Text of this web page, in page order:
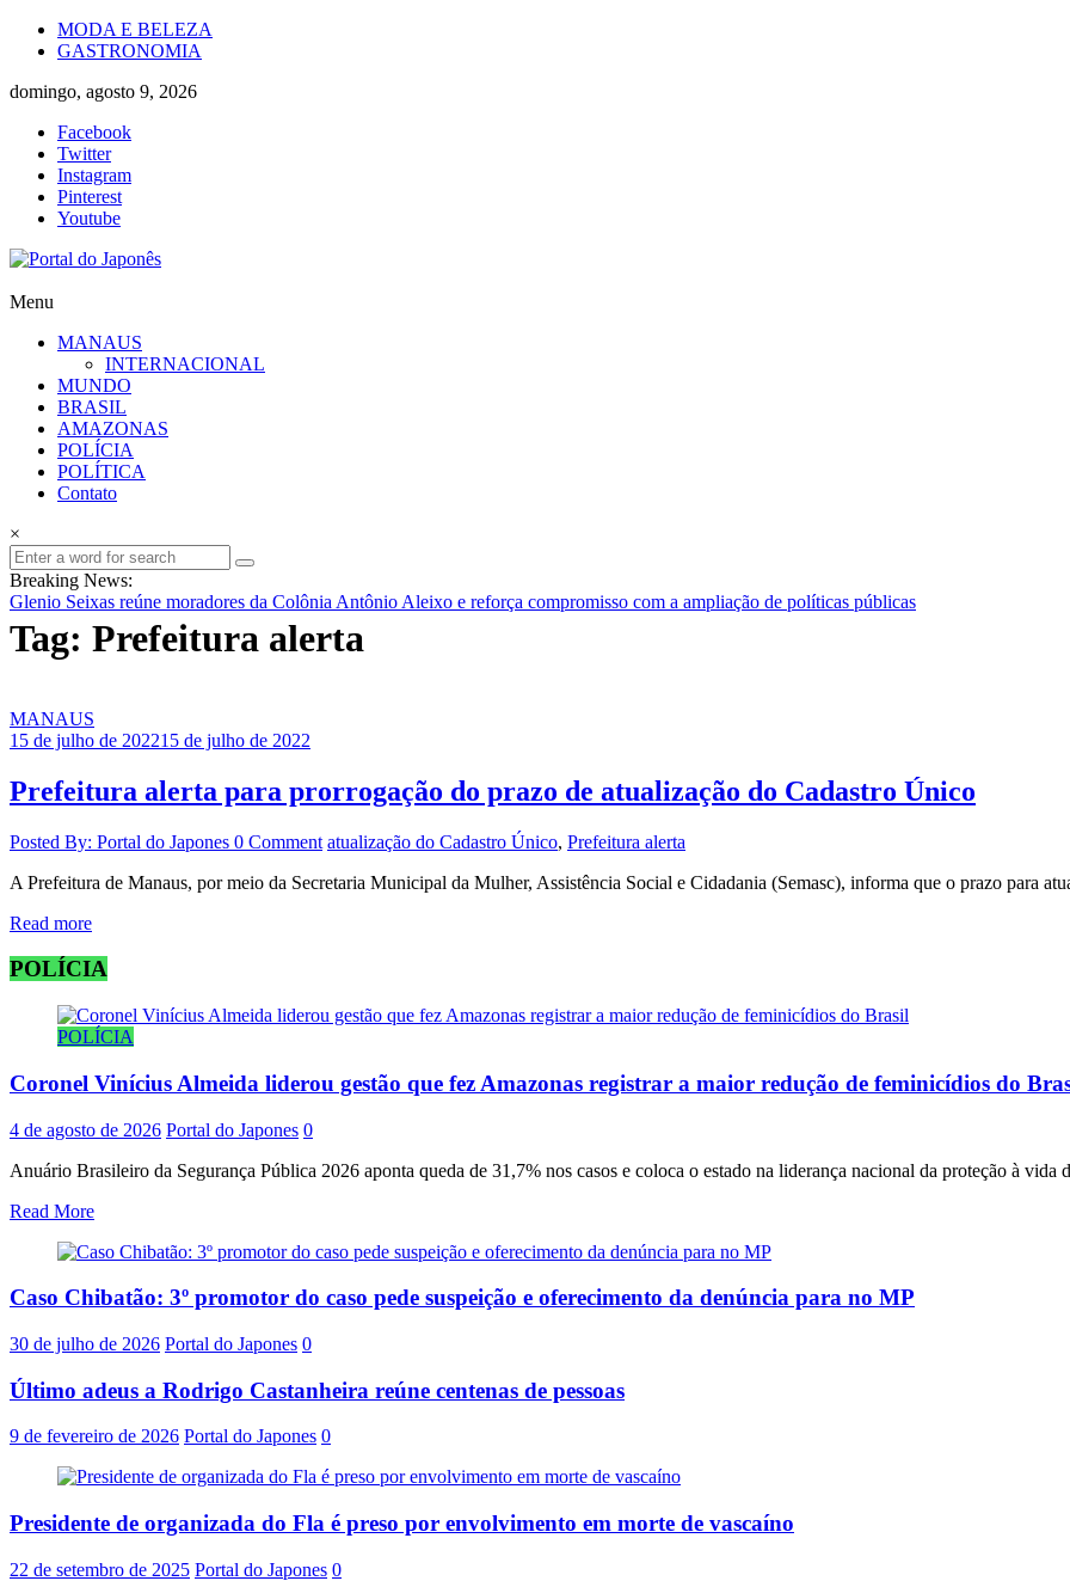
Skip
MODA E BELEZA
GASTRONOMIA
domingo, agosto 9, 2026
Facebook
Twitter
Instagram
Pinterest
Youtube
Portal
Japonês
Japão
mais
perto
Menu
MANAUS
INTERNACIONAL
MUNDO
BRASIL
AMAZONAS
POLÍCIA
POLÍTICA
Contato
×
Breaking News:
Glenio Seixas reúne moradores da Colônia Antônio Aleixo e reforça compromisso com a ampliação de políticas públicas
Tag: Prefeitura alerta
MANAUS
15 de julho de 202215 de julho de 2022
Prefeitura alerta para prorrogação do prazo de atualização do Cadastro Único
Posted By: Portal do Japones 0 Comment atualização do Cadastro Único, Prefeitura alerta
A Prefeitura de Manaus, por meio da Secretaria Municipal da Mulher, Assistência Social e Cidadania (Semasc), informa que o prazo para
Read more
POLÍCIA
POLÍCIA
Coronel Vinícius Almeida liderou gestão que fez Amazonas registrar a maior redução de feminicídios do
4 de agosto de 2026 Portal do Japones 0
Anuário Brasileiro da Segurança Pública 2026 aponta queda de 31,7% nos casos e coloca o estado na liderança nacional da proteção à vida
Read More
Caso Chibatão: 3º promotor do caso pede suspeição e oferecimento da denúncia para no MP
30 de julho de 2026 Portal do Japones 0
Último adeus a Rodrigo Castanheira reúne centenas de pessoas
9 de fevereiro de 2026 Portal do Japones 0
Presidente de organizada do Fla é preso por envolvimento em morte de vascaíno
22 de setembro de 2025 Portal do Japones 0